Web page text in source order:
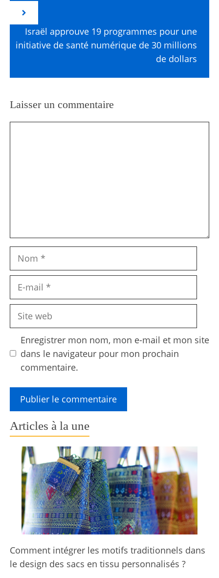
Israël approuve 19 programmes pour une
initiative de santé numérique de 30 millions
de dollars
Laisser un commentaire
Nom
Site
Enregistrer mon nom, mon e-mail et mon site
dans le navigateur pour mon prochain
commentaire.
Articles à la une
Comment intégrer les motifs traditionnels dans
le design des sacs en tissu personnalisés ?